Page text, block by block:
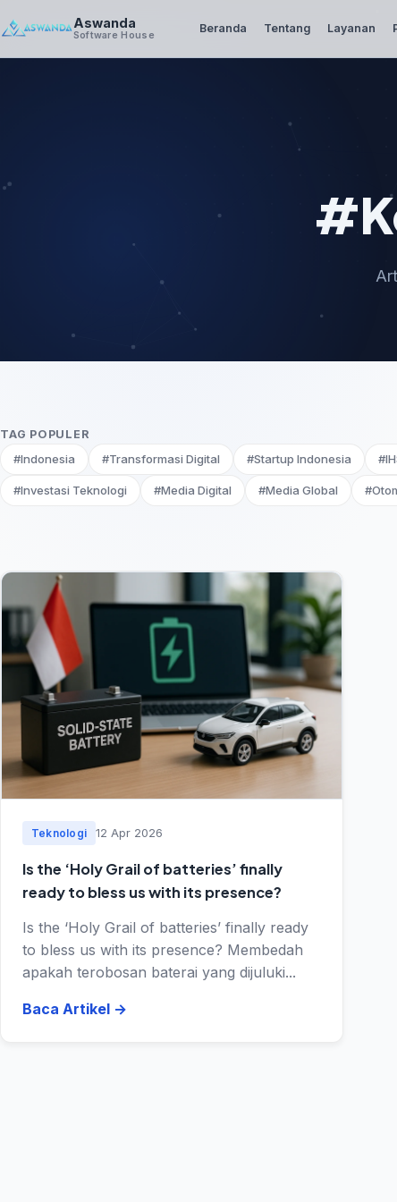
Aswanda
Software House Beranda Tentang Layanan
TAG POPULER
#Indonesia #Transformasi Digital #Startup Indonesia
#Investasi Teknologi #Media Digital #Media Global
Teknologi 12 Apr 2026
Is the ‘Holy Grail of batteries’ finally
ready to bless us with its presence?
Is the ‘Holy Grail of batteries’ finally ready
to bless us with its presence? Membedah
apakah terobosan baterai yang dijuluki...
Baca Artikel →